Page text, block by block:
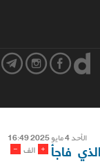
الأحد 4 مایو 2025 16:49
- الف + فاجأ